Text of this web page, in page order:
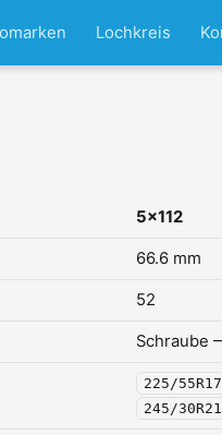
Lochkreis
5x112
66.6 mm
52
Schraube
225/55R17
245/30R21